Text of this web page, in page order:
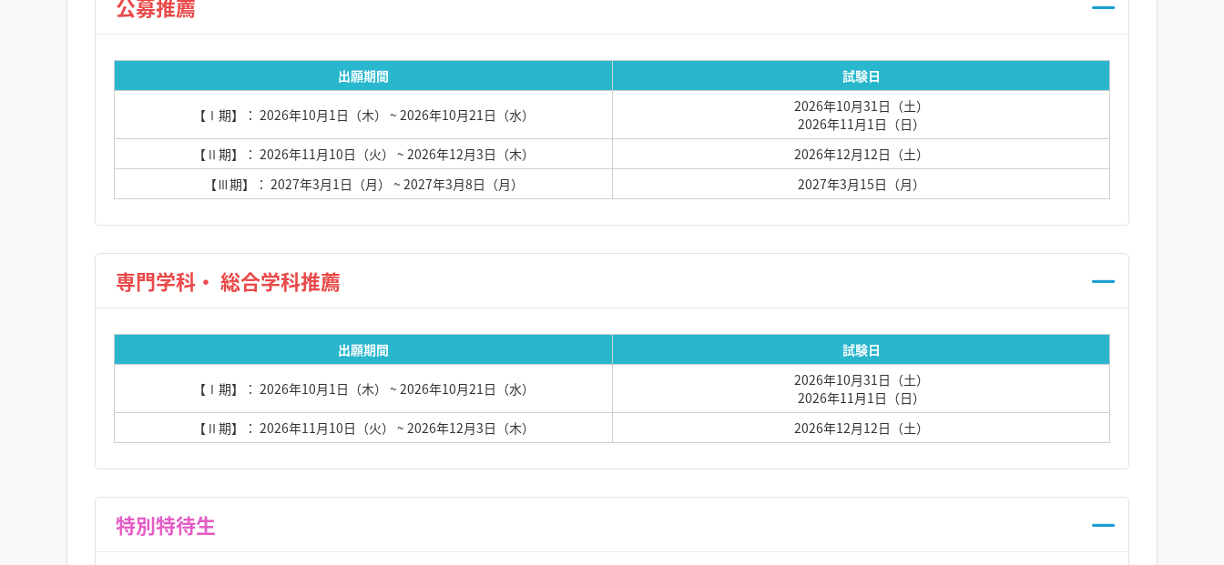
出願期間 試験日
【Ⅰ期】： 2026年10月1日（木） ~ 2026年10月21日（水）
2026年10月31日（土）
2026年11月1日（日）
【Ⅱ期】： 2026年11月10日（火） ~ 2026年12月3日（木）
2026年12月12日（土）
【Ⅲ期】： 2027年3月1日（月） ~ 2027年3月8日（月） 2027年3月15日（月）
出願期間 試験日
【Ⅰ期】： 2026年10月1日（木） ~ 2026年10月21日（水）
2026年10月31日（土）
2026年11月1日（日）
【Ⅱ期】： 2026年11月10日（火） ~ 2026年12月3日（木） 2026年12月12日（土）